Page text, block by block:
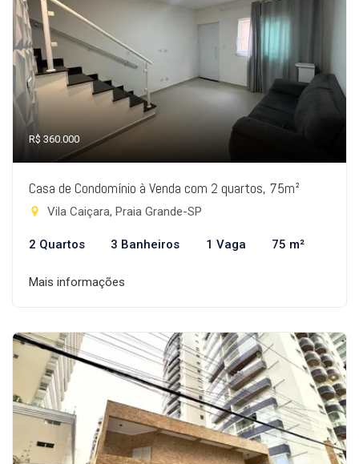
R$ 360.000
Casa de Condomínio à Venda com 2 quartos, 75m²
Vila Caiçara, Praia Grande-SP
2 Quartos 3 Banheiros 1 Vaga 75 m²
Mais informações